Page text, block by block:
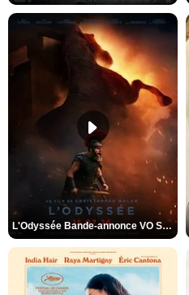
L'Odyssée Bande-annonce VO STFR